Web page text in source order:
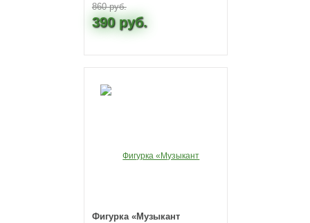
860 руб.
390 руб.
Фигурка «Музыкант